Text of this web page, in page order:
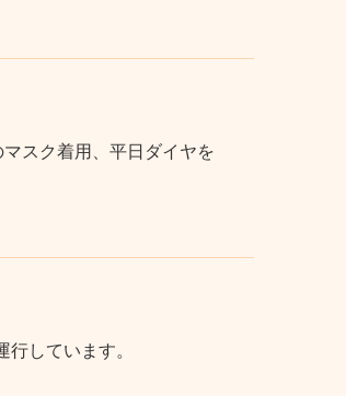
スク着用、平日ダイヤを
しています。